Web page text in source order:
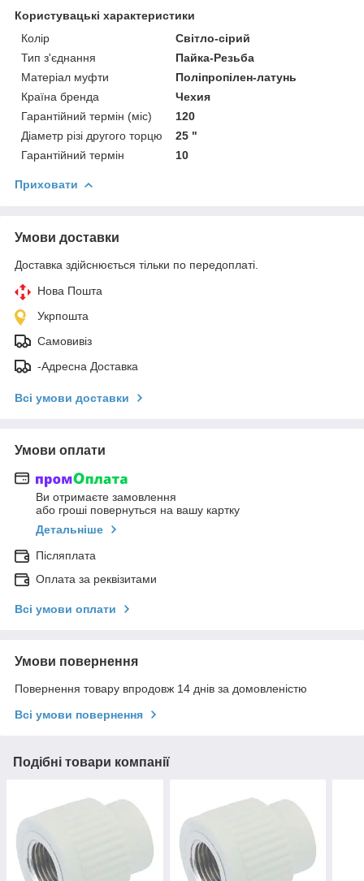
Користувацькі характеристики
Колір
Світло-сірий
Тип з'єднання
Пайка-Резьба
Матеріал муфти
Поліпропілен-латунь
Країна бренда
Чехия
Гарантійний термін (міс)
120
Діаметр різі другого торцю
25 "
Гарантійний термін
10
Приховати
Умови доставки
Доставка здійснюється тільки по передоплаті.
Нова Пошта
Укрпошта
Самовивіз
-Адресна Доставка
Всі умови доставки
Умови оплати
Ви отримаєте замовлення
або гроші повернуться на вашу картку
Детальніше
Післяплата
Оплата за реквізитами
Всі умови оплати
Умови повернення
Повернення товару впродовж 14 днів за домовленістю
Всі умови повернення
Подібні товари компанії